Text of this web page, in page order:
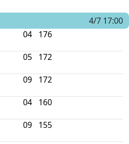
4/7 17:00
04 176
05 172
09 172
04 160
09 155